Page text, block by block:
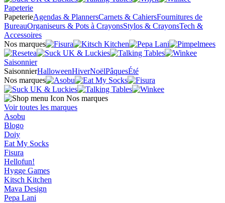
Papeterie
PapeterieAgendas & PlannersCarnets & CahiersFournitures de
BureauOrganiseurs & Pots à CrayonsStylos & CrayonsTech &
Accessoires
Nos marques
Saisonnier
SaisonnierHalloweenHiverNoëlPâquesÉté
Nos marques
Nos marques
Voir toutes les marques
Asobu
Blogo
Doiy
Eat My Socks
Fisura
Hellofun!
Hygge Games
Kitsch Kitchen
Mava Design
Pepa Lani